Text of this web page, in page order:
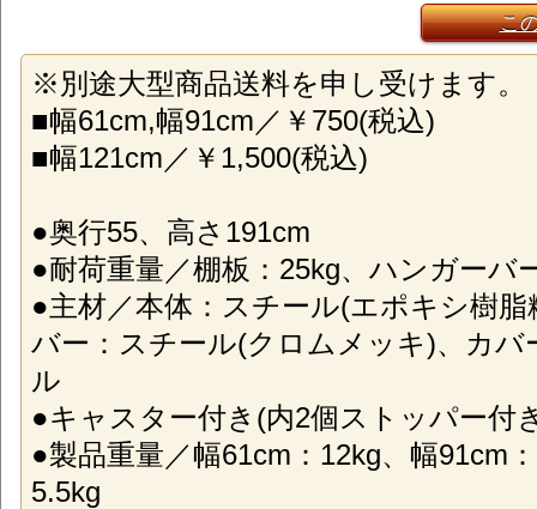
こ
※別途大型商品送料を申し受けます。
■幅61cm,幅91cm／￥750(税込)
■幅121cm／￥1,500(税込)
●奥行55、高さ191cm
●耐荷重量／棚板：25kg、ハンガーバ
●主材／本体：スチール(エポキシ樹
バー：スチール(クロムメッキ)、カバ
ル
●キャスター付き(内2個ストッパー付
●製品重量／幅61cm：12kg、幅91cm
5.5kg